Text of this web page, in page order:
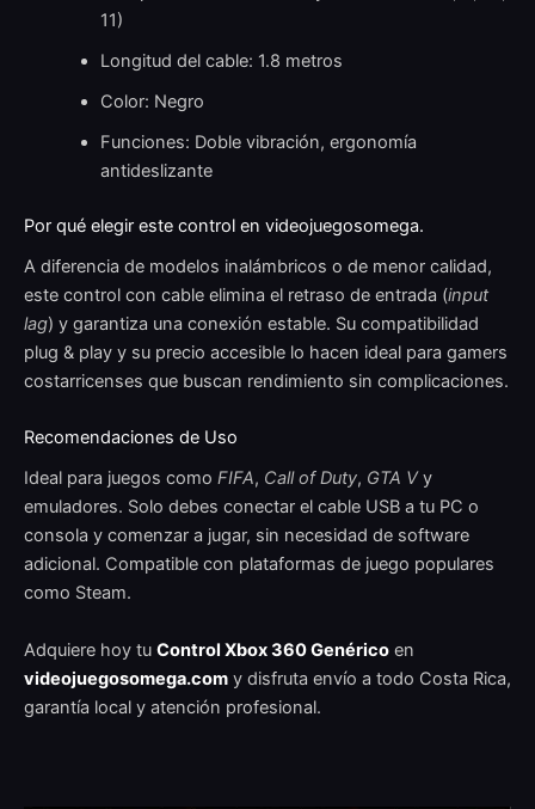
11)
Longitud del cable: 1.8 metros
Color: Negro
Funciones: Doble vibración, ergonomía
antideslizante
Por qué elegir este control en videojuegosomega.
A diferencia de modelos inalámbricos o de menor calidad,
este control con cable elimina el retraso de entrada (input
lag) y garantiza una conexión estable. Su compatibilidad
plug & play y su precio accesible lo hacen ideal para gamers
costarricenses que buscan rendimiento sin complicaciones.
Recomendaciones de Uso
Ideal para juegos como FIFA, Call of Duty, GTA Vy
emuladores. Solo debes conectar el cable USB a tu PC o
consola y comenzar a jugar, sin necesidad de software
adicional. Compatible con plataformas de juego populares
como Steam.
Adquiere hoy tu Control Xbox 360 Genérico en
videojuegosomega.com y disfruta envío a todo Costa Rica,
garantía local y atención profesional.